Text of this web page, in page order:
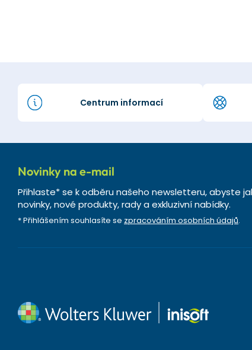
Centrum informací
Novinky na e-mail
Přihlaste* se k odběru našeho newsletteru, abyste
novinky, nové produkty, rady a exkluzivní nabídky.
* Přihlášením souhlasíte se zpracováním osobních údajů.